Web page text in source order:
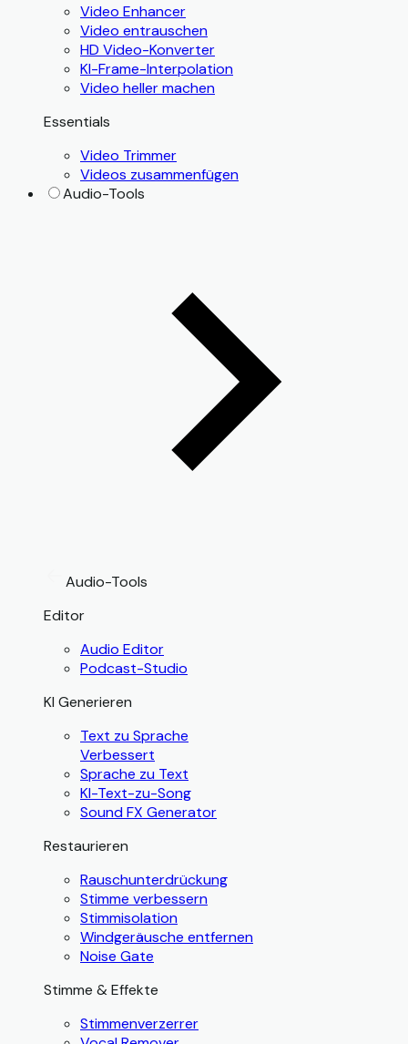
Video Enhancer
Video entrauschen
HD Video-Konverter
KI-Frame-Interpolation
Video heller machen
Essentials
Video Trimmer
Videos zusammenfügen
Audio-Tools
Audio-Tools
Editor
Audio Editor
Podcast-Studio
KI Generieren
Text zu Sprache
Verbessert
Sprache zu Text
KI-Text-zu-Song
Sound FX Generator
Restaurieren
Rauschunterdrückung
Stimme verbessern
Stimmisolation
Windgeräusche entfernen
Noise Gate
Stimme & Effekte
Stimmenverzerrer